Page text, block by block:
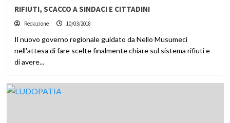
RIFIUTI, SCACCO A SINDACI E CITTADINI
Redazione 10/03/2018
Il nuovo governo regionale guidato da Nello Musumeci
nell'attesa di fare scelte finalmente chiare sul sistema rifiuti e
di avere...